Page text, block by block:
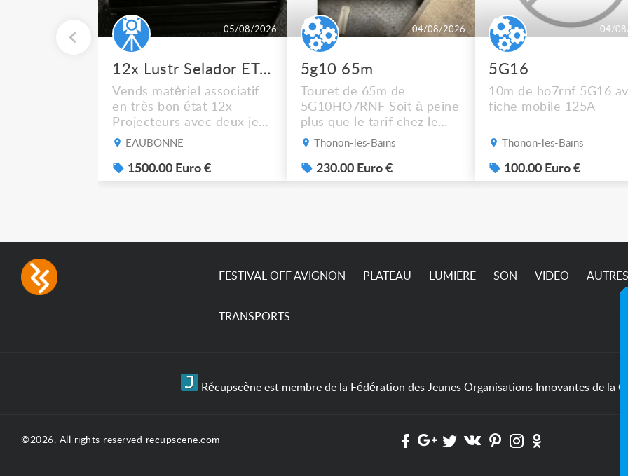
05/08/2026
12x Lustr Selador ETC Led 7x colors filtres
Vends matériel associatif
en très bon état 12x
Projecteurs avec deux jeux
de filtre filtre Lustr Selador
system – seven colour
LEDs providing the
with low power
permanence of a 50,000-
EAUBONNE
1500.00 Euro €
04/08/2026
5g10 65m
Touret de 65m de
5G10HO7RNF Soit à peine
plus que le tarif chez le
récupérateur Mais
sup sur demande ça ne
passe pas sur l’annonce
Thonon-les-Bains
230.00 Euro €
04/
5G16
10m de ho7rnf 5G16
fiche mobile 125A
Thonon-les-Bains
100.00 Euro €
FESTIVAL OFF AVIGNON PLATEAU LUMIERE SON VIDEO AUTRES
TRANSPORTS
Récupscène est membre de la Fédération des Jeunes Organisations Innovantes de la
©2026. All rights reserved recupscene.com